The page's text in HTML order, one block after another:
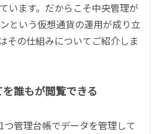
います。だからこそ中央管理が
という仮想通貨の運用が成り立
その仕組みについてご紹介しま
を誰もが閲覧できる
つ管理台帳でデータを管理して